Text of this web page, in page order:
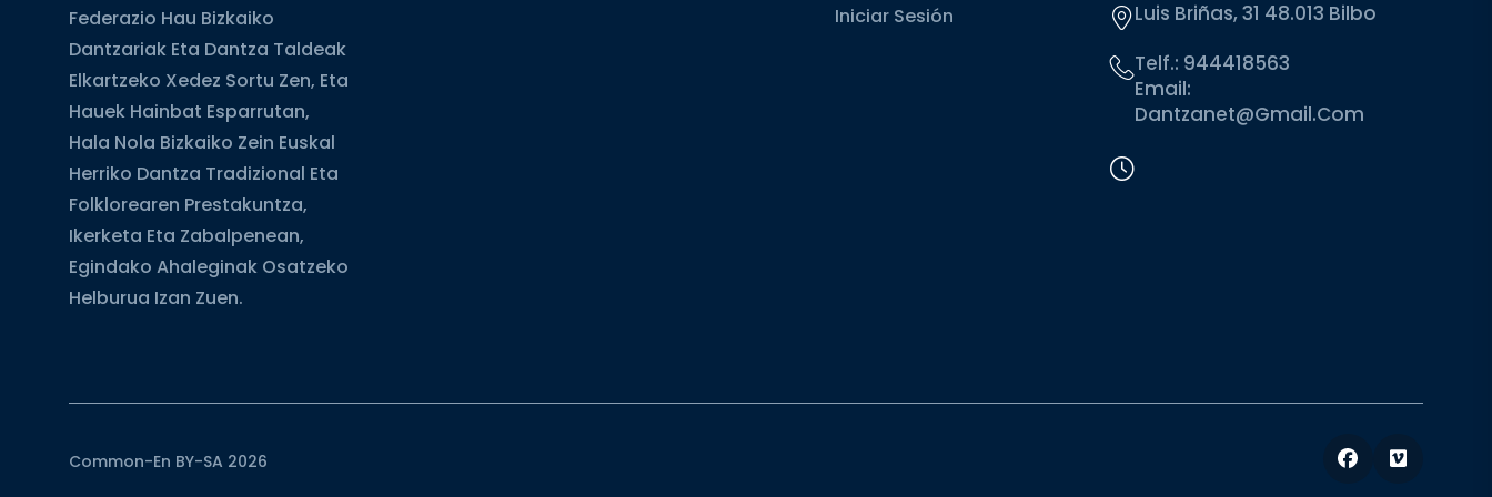
Federazio Hau Bizkaiko
Dantzariak Eta Dantza Taldeak
Elkartzeko Xedez Sortu Zen, Eta
Hauek Hainbat Esparrutan,
Hala Nola Bizkaiko Zein Euskal
Herriko Dantza Tradizional Eta
Folklorearen Prestakuntza,
Ikerketa Eta Zabalpenean,
Egindako Ahaleginak Osatzeko
Helburua Izan Zuen.
Iniciar Sesión
Luis Briñas, 31 48.013 Bilbo
Telf.: 944418563
Email:
Dantzanet@gmail.com
Common-En BY-SA 2026 Facebook
Vimeo